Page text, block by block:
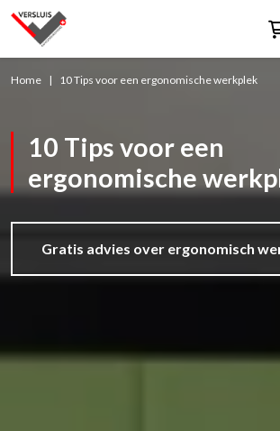
Home 10 Tips voor een ergonomische werkplek
10 Tips voor een
ergonomische
Gratis advies over ergonomisch